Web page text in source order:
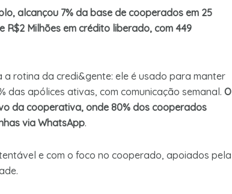
alcançou 7% da base de cooperados em 25
Milhões em crédito liberado, com 449
rotina da credi&gente: ele é usado para manter
das apólices ativas, com comunicação semanal. O
da cooperativa, onde 80% dos cooperados
via WhatsApp.
e com o foco no cooperado, apoiados pela